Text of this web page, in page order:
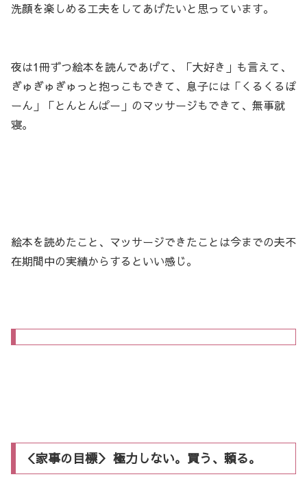
洗顔を楽しめる工夫をしてあげたいと思っています。
夜は1冊ずつ絵本を読んであげて、「大好き」も言えて、
ぎゅぎゅぎゅっと抱っこもできて、息子には「くるくるぽ
ーん」「とんとんぱー」のマッサージもできて、無事就
寝。
絵本を読めたこと、マッサージできたことは今までの夫不
在期間中の実績からするといい感じ。
＜家事の目標＞ 極力しない。買う、頼る。